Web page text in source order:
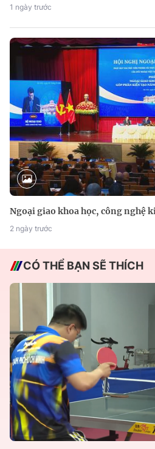
1 ngày trước
Ngoại giao khoa học, công nghệ
2 ngày trước
CÓ THỂ BẠN SẼ THÍCH